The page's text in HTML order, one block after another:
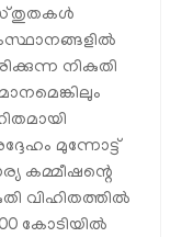
നികുതി
മുന്നോട്ട്
കമ്മീഷന്റെ
വിഹിതത്തിൽ
കോടിയിൽ